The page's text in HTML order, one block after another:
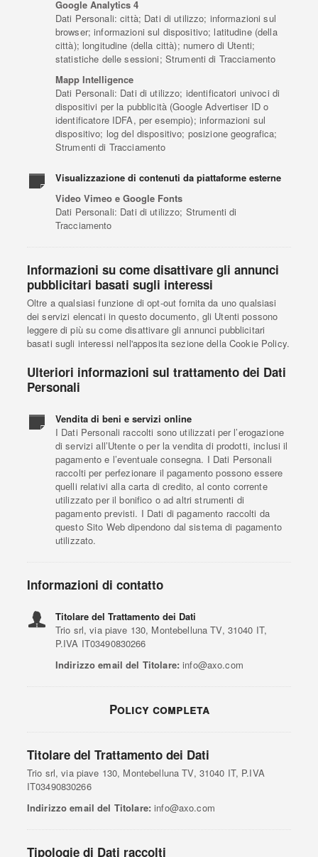
Google Analytics 4
Dati Personali: città; Dati di utilizzo; informazioni sul
browser; informazioni sul dispositivo; latitudine (della
città); longitudine (della città); numero di Utenti;
statistiche delle sessioni; Strumenti di Tracciamento
Mapp Intelligence
Dati Personali: Dati di utilizzo; identificatori univoci di
dispositivi per la pubblicità (Google Advertiser ID o
identificatore IDFA, per esempio); informazioni sul
dispositivo; log del dispositivo; posizione geografica;
Strumenti di Tracciamento
Visualizzazione di contenuti da piattaforme esterne
Video Vimeo e Google Fonts
Dati Personali: Dati di utilizzo; Strumenti di
Tracciamento
Informazioni su come disattivare gli annunci
pubblicitari basati sugli interessi
Oltre a qualsiasi funzione di opt-out fornita da uno qualsiasi
dei servizi elencati in questo documento, gli Utenti possono
leggere di più su come disattivare gli annunci pubblicitari
basati sugli interessi nell'apposita sezione della Cookie Policy.
Ulteriori informazioni sul trattamento dei Dati
Personali
Vendita di beni e servizi online
I Dati Personali raccolti sono utilizzati per l’erogazione
di servizi all’Utente o per la vendita di prodotti, inclusi il
pagamento e l’eventuale consegna. I Dati Personali
raccolti per perfezionare il pagamento possono essere
quelli relativi alla carta di credito, al conto corrente
utilizzato per il bonifico o ad altri strumenti di
pagamento previsti. I Dati di pagamento raccolti da
questo Sito Web dipendono dal sistema di pagamento
utilizzato.
Informazioni di contatto
Titolare del Trattamento dei Dati
Trio srl, via piave 130, Montebelluna TV, 31040 IT,
P.IVA IT03490830266
Indirizzo email del Titolare: info@axo.com
Policy completa
Titolare del Trattamento dei Dati
Trio srl, via piave 130, Montebelluna TV, 31040 IT, P.IVA
IT03490830266
Indirizzo email del Titolare: info@axo.com
Tipologie di Dati raccolti